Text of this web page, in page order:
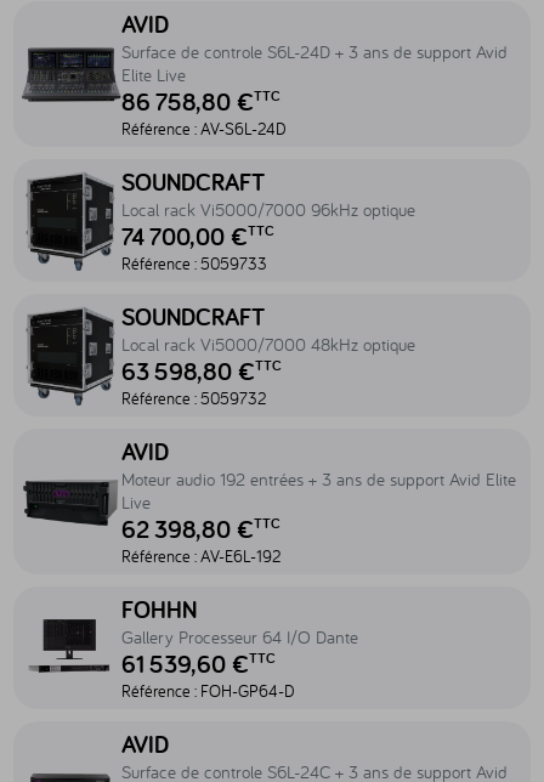
Accéder au produit Surface de controle S6L-24D + 3 ans de
AVID
Surface de controle S6L-24D + 3 ans de support Avid
Elite Live
86 758,80 €TTC
Référence :AV-S6L-24D
Accéder au produit Local rack Vi5000/7000 96kHz optique -
SOUNDCRAFT
Local rack Vi5000/7000 96kHz optique
74 700,00 €TTC
Référence :5059733
Accéder au produit Local rack Vi5000/7000 48kHz optique -
SOUNDCRAFT
Local rack Vi5000/7000 48kHz optique
63 598,80 €TTC
Référence :5059732
Accéder au produit Moteur audio 192 entrées + 3 ans de support
AVID
Moteur audio 192 entrées + 3 ans de support Avid Elite
Live
62 398,80 €TTC
Référence :AV-E6L-192
Accéder au produit Gallery Processeur 64 I/O Dante - FOH-GP64-D
FOHHN
Gallery Processeur 64 I/O Dante
61 539,60 €TTC
Référence : FOH-GP64-D
Accéder au produit Surface de controle S6L-24C + 3 ans de
AVID
Surface de controle S6L-24C + 3 ans de support Avid